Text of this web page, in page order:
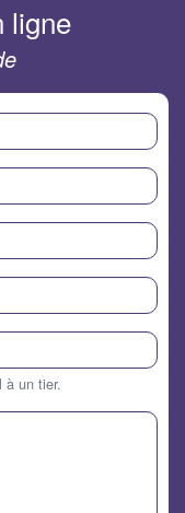
ligne
à un tier.